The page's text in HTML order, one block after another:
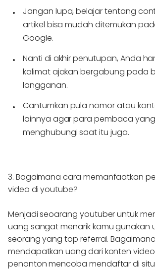
Jangan lupa, belajar tentang
artikel bisa mudah ditemukan
Google.
Nanti di akhir penutupan, Anda
kalimat ajakan bergabung pada
langganan.
Cantumkan pula nomor atau
lainnya agar para pembaca
menghubungi saat itu juga.
3. Bagaimana cara memanfaatkan
video di youtube?
Menjadi seoarang youtuber untuk
uang sangat menarik kamu gunakan
seorang yang top referral.
mendapatkan uang dari konten
penonton mencoba mendaftar di